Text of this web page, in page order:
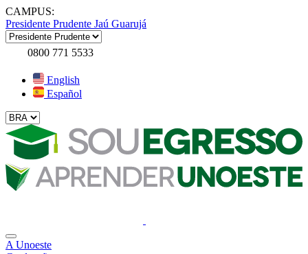
CAMPUS:
Presidente Prudente Jaú Guarujá
0800 771 5533
English
Español
A Unoeste